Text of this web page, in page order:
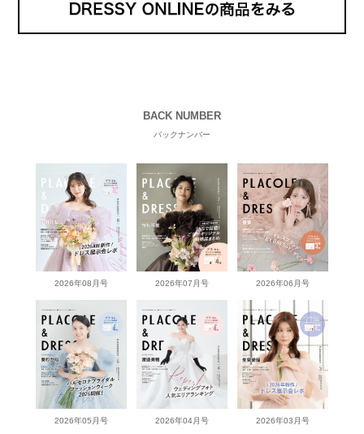
BACK NUMBER
バックナンバー
2026年08月号 2026年07月号 2026年06月号
2026年05月号 2026年04月号 2026年03月号